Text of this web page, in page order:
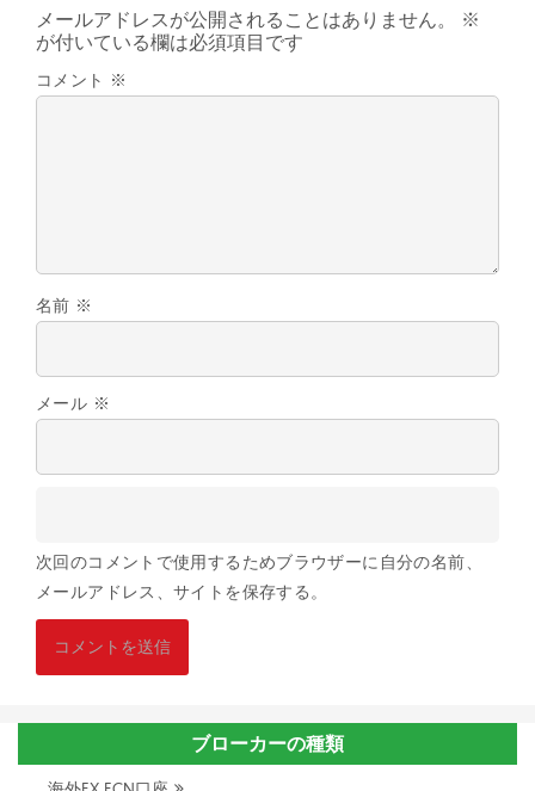
メールアドレスが公開されることはありません。
※
が付いている欄は必須項目です
コメント ※
名前 ※
メール ※
次回のコメントで使用するためブラウザーに自分の名前、
メールアドレス、サイトを保存する。
ブローカーの種類